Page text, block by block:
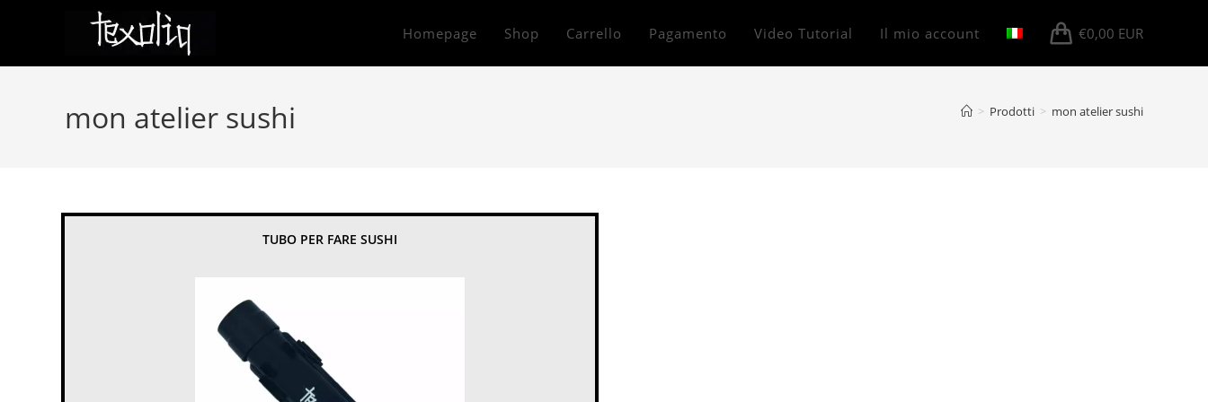
Homepage Shop Carrello Pagamento Video Tutorial Il mio account €0,00 EUR
mon atelier sushi > Prodotti > mon atelier sushi
TUBO PER FARE SUSHI